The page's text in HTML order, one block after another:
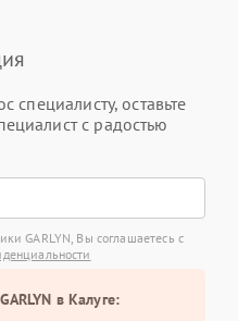
специалисту, оставьте
с радостью
GARLYN, Вы соглашаетесь с
в Калуге: